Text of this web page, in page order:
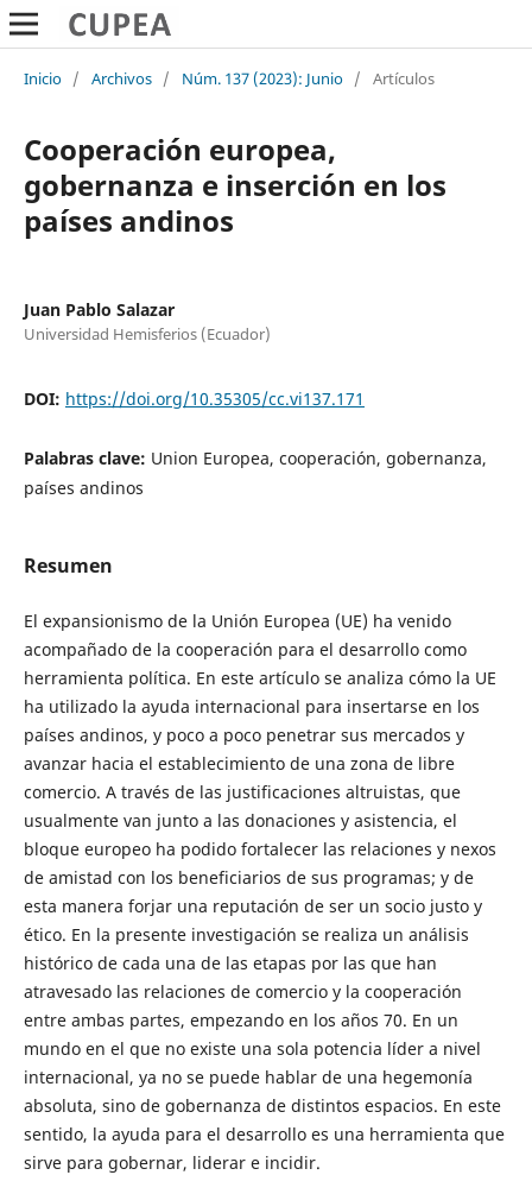
Inicio / Archivos / Núm. 137 (2023): Junio / Artículos
Cooperación europea,
gobernanza e inserción en los
países andinos
Juan Pablo Salazar
Universidad Hemisferios (Ecuador)
DOI: https://doi.org/10.35305/cc.vi137.171
Palabras clave: Union Europea, cooperación, gobernanza,
países andinos
Resumen
El expansionismo de la Unión Europea (UE) ha venido
acompañado de la cooperación para el desarrollo como
herramienta política. En este artículo se analiza cómo la UE
ha utilizado la ayuda internacional para insertarse en los
países andinos, y poco a poco penetrar sus mercados y
avanzar hacia el establecimiento de una zona de libre
comercio. A través de las justificaciones altruistas, que
usualmente van junto a las donaciones y asistencia, el
bloque europeo ha podido fortalecer las relaciones y nexos
de amistad con los beneficiarios de sus programas; y de
esta manera forjar una reputación de ser un socio justo y
ético. En la presente investigación se realiza un análisis
histórico de cada una de las etapas por las que han
atravesado las relaciones de comercio y la cooperación
entre ambas partes, empezando en los años 70. En un
mundo en el que no existe una sola potencia líder a nivel
internacional, ya no se puede hablar de una hegemonía
absoluta, sino de gobernanza de distintos espacios. En este
sentido, la ayuda para el desarrollo es una herramienta que
sirve para gobernar, liderar e incidir.